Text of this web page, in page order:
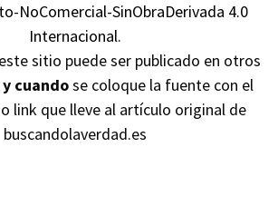
NoComercial-SinObraDerivada 4.0
Internacional.
sitio puede ser publicado en otros
cuandose coloque la fuente con el
link que lleve al artículo original de
buscandolaverdad.es